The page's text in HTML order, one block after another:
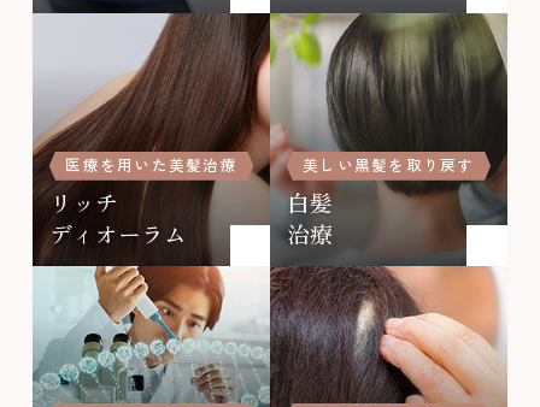
医療を用いた美髪治療
リッチ
ディオーラム
美しい黒髪を取り戻す
白髪
治療